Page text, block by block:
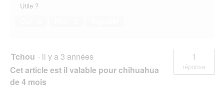
Utile ?
Tchou · il y a 3 années
Cet article est il valable pour chihuahua
de 4 mois
1
réponse